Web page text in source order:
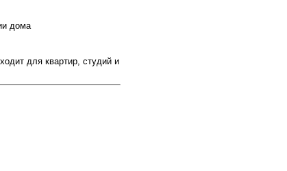
дома
для квартир, студий и